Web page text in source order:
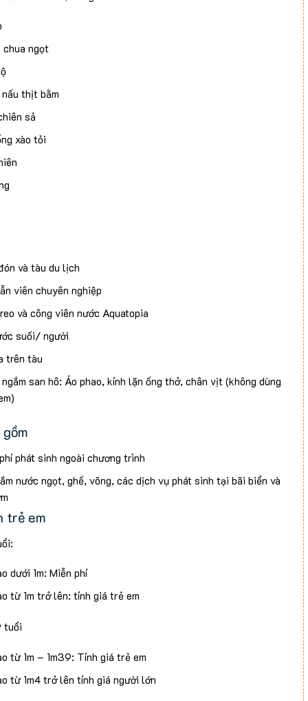
chua ngọt
thịt bằm
sả
xào tỏi
và tàu du lịch
viên chuyên nghiệp
và công viên nước Aquatopia
suối/ người
trên tàu
san hô: Áo phao, kính lặn ống thở, chân vịt (không dùng
phát sinh ngoài chương trình
nước ngọt, ghế, võng, các dịch vụ phát sinh tại bãi biển và
trẻ em
dưới 1m: Miễn phí
từ 1m trở lên: tính giá trẻ em
tuổi
từ 1m – 1m39: Tính giá trẻ em
từ 1m4 trở lên tính giá người lớn